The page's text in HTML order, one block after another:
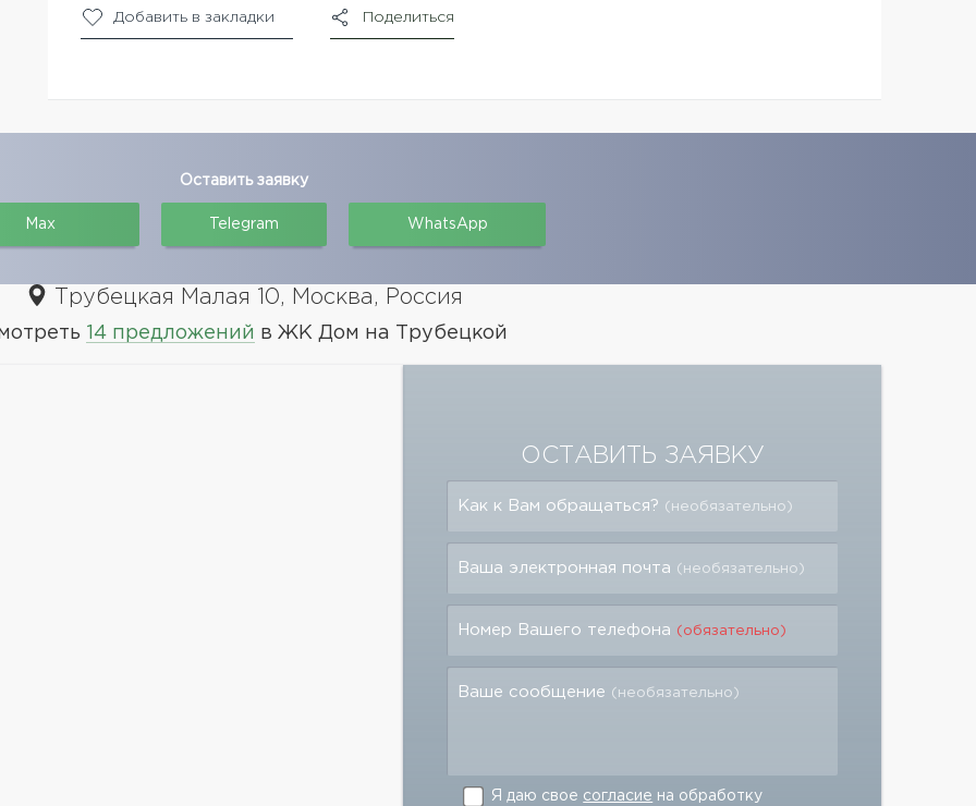
Добавить в закладки Поделиться
Оставить заявку
Max Telegram WhatsApp
Трубецкая Малая 10, Москва, Россия
14 предложений в ЖК Дом на Трубецкой
ОСТАВИТЬ ЗАЯВКУ
Как к Вам обращаться? (необязательно)
Ваша электронная почта (необязательно)
Номер Вашего телефона (обязательно)
Ваше сообщение (необязательно)
Я даю свое согласие на обработку